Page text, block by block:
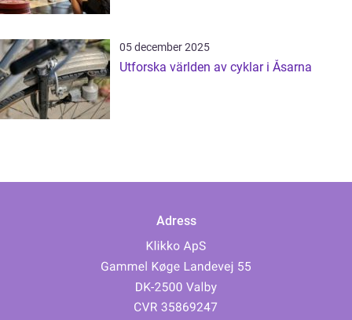
05 december 2025
Utforska världen av cyklar i Åsarna
Adress